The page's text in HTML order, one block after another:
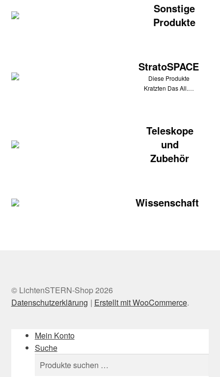
Sonstige
Produkte
StratoSPACE
Diese Produkte
Kratzten Das All.…
Teleskope
und
Zubehör
Wissenschaft
© LichtenSTERN-Shop 2026
Datenschutzerklärung
Erstellt mit WooCommerce.
Mein Konto
Suche
Suchen
nach:
Suchen